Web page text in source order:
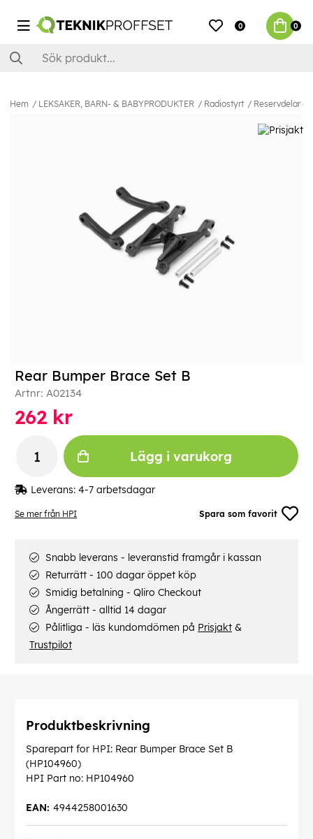
0 0
Hem LEKSAKER, BARN- & BABYPRODUKTER Radiostyrt Reservdelar &
Se mer från HPI Spara som favorit
Rear Bumper Brace Set B
Artnr: A02134
262 kr
Lägg i varukorg
Leverans: 4-7 arbetsdagar
Snabb leverans - leveranstid framgår i kassan
Returrätt - 100 dagar öppet köp
Smidig betalning - Qliro Checkout
Ångerrätt - alltid 14 dagar
Pålitliga - läs kundomdömen på Prisjakt &
Trustpilot
Produktbeskrivning
Sparepart for HPI: Rear Bumper Brace Set B
(HP104960)
HPI Part no: HP104960
4944258001630
EAN: